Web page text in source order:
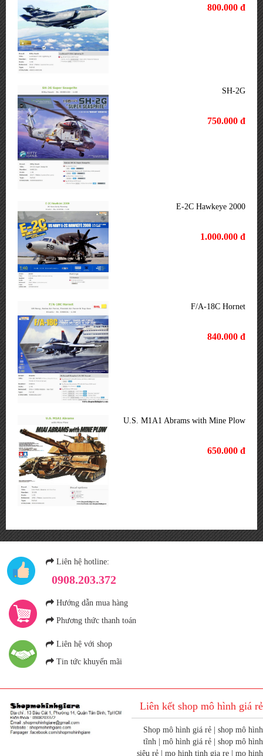
800.000 đ
SH-2G
750.000 đ
E-2C Hawkeye 2000
1.000.000 đ
F/A-18C Hornet
840.000 đ
U.S. M1A1 Abrams with Mine Plow
650.000 đ
Liên hệ hotline:
0908.203.372
Hướng dẫn mua hàng
Phương thức thanh toán
Liên hệ với shop
Tin tức khuyến mãi
Liên kết shop mô hình giá rẻ
Shop mô hình giá rẻ | shop mô hình
tĩnh | mô hình giá rẻ | shop mô hình
siêu rẻ | mo hinh tinh gia re | mo hinh